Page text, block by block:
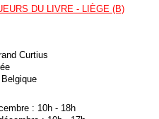
DU LIVRE - LIÈGE (B)
Curtius
: 10h - 18h